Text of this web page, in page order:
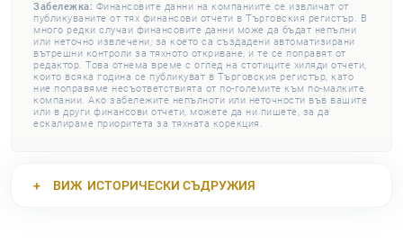
Забележка: Финансовите данни на компаниите се извличат от
публикуваните от тях финансови отчети в Търговския регистър. В
много редки случаи финансовите данни може да бъдат непълни
или неточно извлечени, за което са създадени автоматизирани
вътрешни контроли за тяхното откриване, и те се поправят от
редактор. Това отнема време с оглед на стотиците хиляди отчети,
които всяка година се публикуват в Търговския регистър, като
ние поправяме несъответствията от по-големите към по-малките
компании. Ако забележите непълноти или неточности във вашите
или в други финансови отчети, можете да ни пишете, за да
ескалираме приоритета за тяхната корекция.
ВИЖ ИСТОРИЧЕСКИ СЪДРУЖИЯ